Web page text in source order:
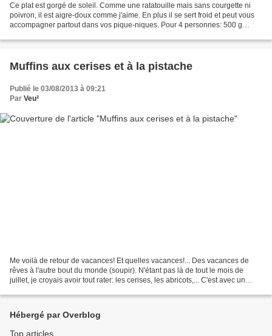
Ce plat est gorgé de soleil. Comme une ratatouille mais sans courgette ni
poivron, il est aigre-doux comme j'aime. En plus il se sert froid et peut vous
accompagner partout dans vos pique-niques. Pour 4 personnes: 500 g
Muffins aux cerises et à la pistache
Publié le 03/08/2013 à 09:21
Par Veu²
Me voilà de retour de vacances! Et quelles vacances!... Des vacances de
rêves à l'autre bout du monde (soupir). N'étant pas là de tout le mois de
juillet, je croyais avoir tout rater: les cerises, les abricots,... C'est avec un
Hébergé par Overblog
Top articles